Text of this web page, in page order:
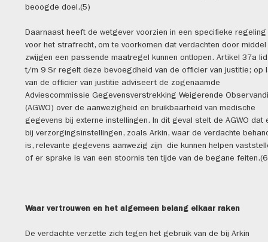
beoogde doel.(5)
Daarnaast heeft de wetgever voorzien in een specifieke regeling
voor het strafrecht, om te voorkomen dat verdachten door middel
zwijgen een passende maatregel kunnen ontlopen. Artikel 37a
t/m 9 Sr regelt deze bevoegdheid van de officier van justitie; op
van de officier van justitie adviseert de zogenaamde
Adviescommissie Gegevensverstrekking Weigerende Observandi
(AGWO) over de aanwezigheid en bruikbaarheid van medische
gegevens bij externe instellingen. In dit geval stelt de AGWO dat
bij verzorgingsinstellingen, zoals Arkin, waar de verdachte
is, relevante gegevens aanwezig zijn die kunnen helpen
of er sprake is van een stoornis ten tijde van de begane
Waar vertrouwen en het algemeen belang elkaar raken
De verdachte verzette zich tegen het gebruik van de bij Arkin